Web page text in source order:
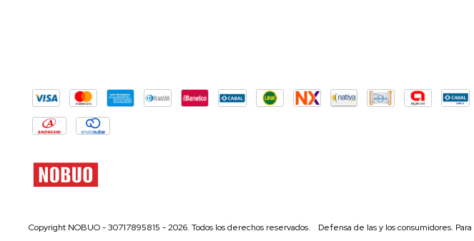
Copyright NOBUO - 30717895815 - 2026. Todos los derechos reservados. Defensa de las y los consumidores.